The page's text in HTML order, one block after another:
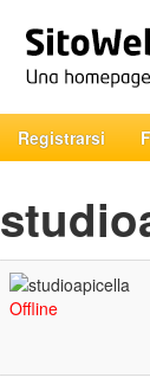
Registrarsi
Offline